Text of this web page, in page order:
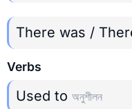
There was /
Verbs
Used to অনুশীলন